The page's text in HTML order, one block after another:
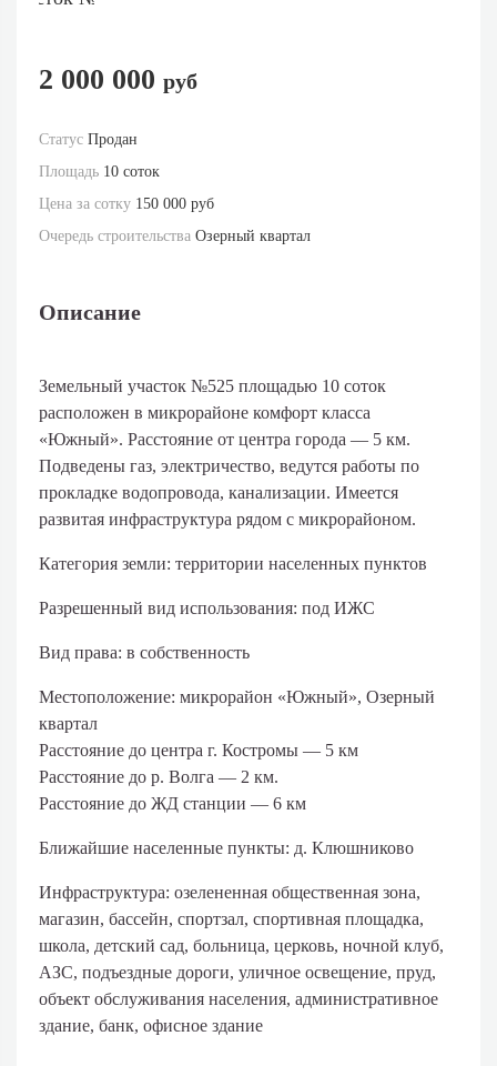
2 000 000 руб
Статус Продан
Площадь 10 соток
Цена за сотку 150 000 руб
Очередь строительства Озерный квартал
Описание
Земельный участок №525 площадью 10 соток
расположен в микрорайоне комфорт класса
«Южный». Расстояние от центра города — 5 км.
Подведены газ, электричество, ведутся работы по
прокладке водопровода, канализации. Имеется
развитая инфраструктура рядом с микрорайоном.
Категория земли: территории населенных пунктов
Разрешенный вид использования: под ИЖС
Вид права: в собственность
Местоположение: микрорайон «Южный», Озерный
квартал
Расстояние до центра г. Костромы — 5 км
Расстояние до р. Волга — 2 км.
Расстояние до ЖД станции — 6 км
Ближайшие населенные пункты: д. Клюшниково
Инфраструктура: озелененная общественная зона,
магазин, бассейн, спортзал, спортивная площадка,
школа, детский сад, больница, церковь, ночной клуб,
АЗС, подъездные дороги, уличное освещение, пруд,
объект обслуживания населения, административное
здание, банк, офисное здание